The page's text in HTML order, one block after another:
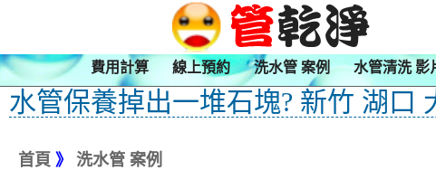
費用計算 線上預約 洗水管 案例 水管清洗 影
水管保養掉出一堆石塊? 新竹 湖口
首頁 》 洗水管 案例